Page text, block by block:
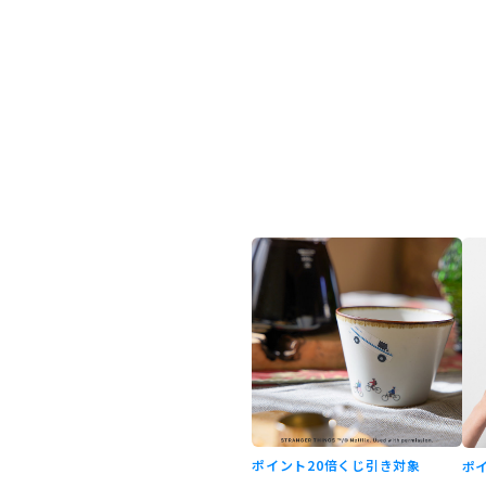
ポイント20倍くじ引き対象 ポ